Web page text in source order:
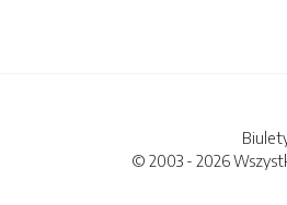
© 2003 - 2026